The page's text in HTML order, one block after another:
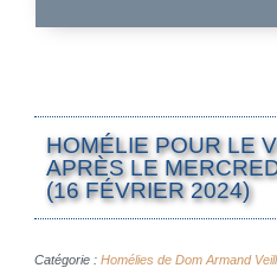
HOMÉLIE POUR LE
APRÈS LE
(16 FÉVRIER 2024)
Catégorie : Homélies de Dom Armand